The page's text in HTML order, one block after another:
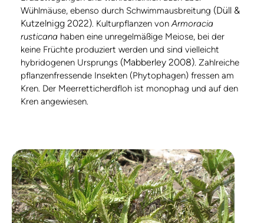
Wühlmäuse, ebenso durch Schwimmausbreitung (Düll &
Kutzelnigg 2022). Kulturpflanzen vonArmoracia
rusticana haben eine unregelmäßige Meiose, bei der
keine Früchte produziert werden und sind vielleicht
hybridogenen Ursprungs (Mabberley 2008). Zahlreiche
pflanzenfressende Insekten (Phytophagen) fressen am
Kren. Der Meerretticherdfloh ist monophag und auf den
Kren angewiesen.